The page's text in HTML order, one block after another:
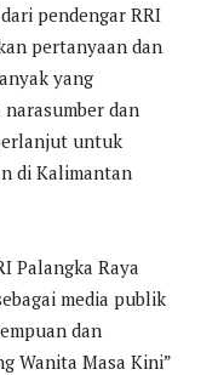
pendengar RRI
pertanyaan dan
yang
dan
untuk
di Kalimantan
Palangka Raya
media publik
dan
Wanita Masa Kini”